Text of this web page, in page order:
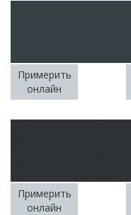
Примерить
онлайн
Примерить
онлайн